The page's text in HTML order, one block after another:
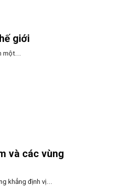
giới
một...
và các vùng
khẳng định vị...